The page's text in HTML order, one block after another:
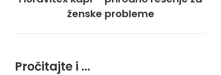
Next
post:
ženske probleme
Pročitajte i ...